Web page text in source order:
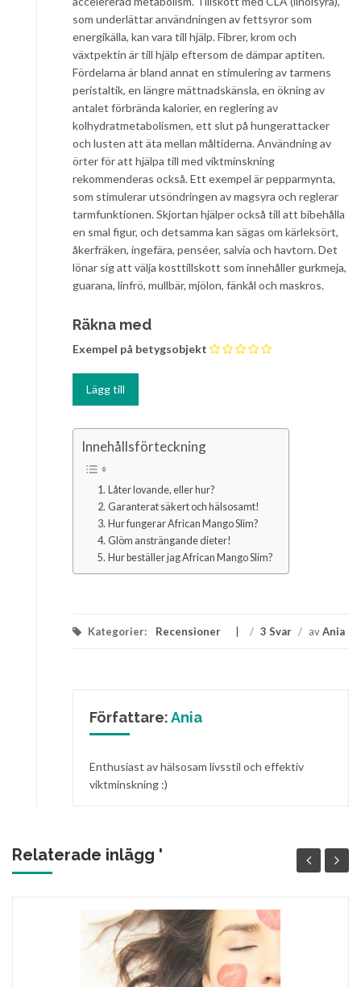
som underlättar användningen av fettsyror som
energikälla, kan vara till hjälp. Fibrer, krom och
växtpektin är till hjälp eftersom de dämpar aptiten.
Fördelarna är bland annat en stimulering av tarmens
peristaltik, en längre mättnadskänsla, en ökning av
antalet förbrända kalorier, en reglering av
kolhydratmetabolismen, ett slut på hungerattacker
och lusten att äta mellan måltiderna. Användning av
örter för att hjälpa till med viktminskning
rekommenderas också. Ett exempel är pepparmynta,
som stimulerar utsöndringen av magsyra och reglerar
tarmfunktionen. Skjortan hjälper också till att bibehålla
en smal figur, och detsamma kan sägas om kärleksört,
åkerfräken, ingefära, penséer, salvia och havtorn. Det
lönar sig att välja kosttillskott som innehåller gurkmeja,
guarana, linfrö, mullbär, mjölon, fänkål och maskros.
Räkna med
Exempel på betygsobjekt
Innehållsförteckning
Låter lovande, eller hur?
Garanterat säkert och hälsosamt!
Hur fungerar African Mango Slim?
Glöm ansträngande dieter!
Hur beställer jag African Mango Slim?
Kategorier: Recensioner / 3 Svar / avAnia
Författare:Ania
Enthusiast av hälsosam livsstil och effektiv
viktminskning :)
Relaterade inlägg '